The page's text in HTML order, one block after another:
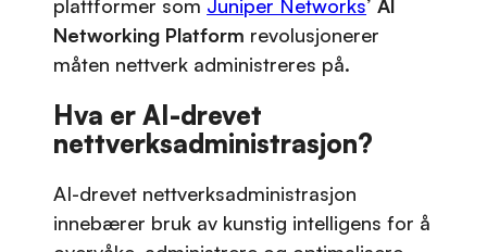
plattformer som Juniper Networks’AI
Networking Platform revolusjonerer
måten nettverk administreres på.
Hva er AI-drevet
nettverksadministrasjon?
AI-drevet nettverksadministrasjon
innebærer bruk av kunstig intelligens for å